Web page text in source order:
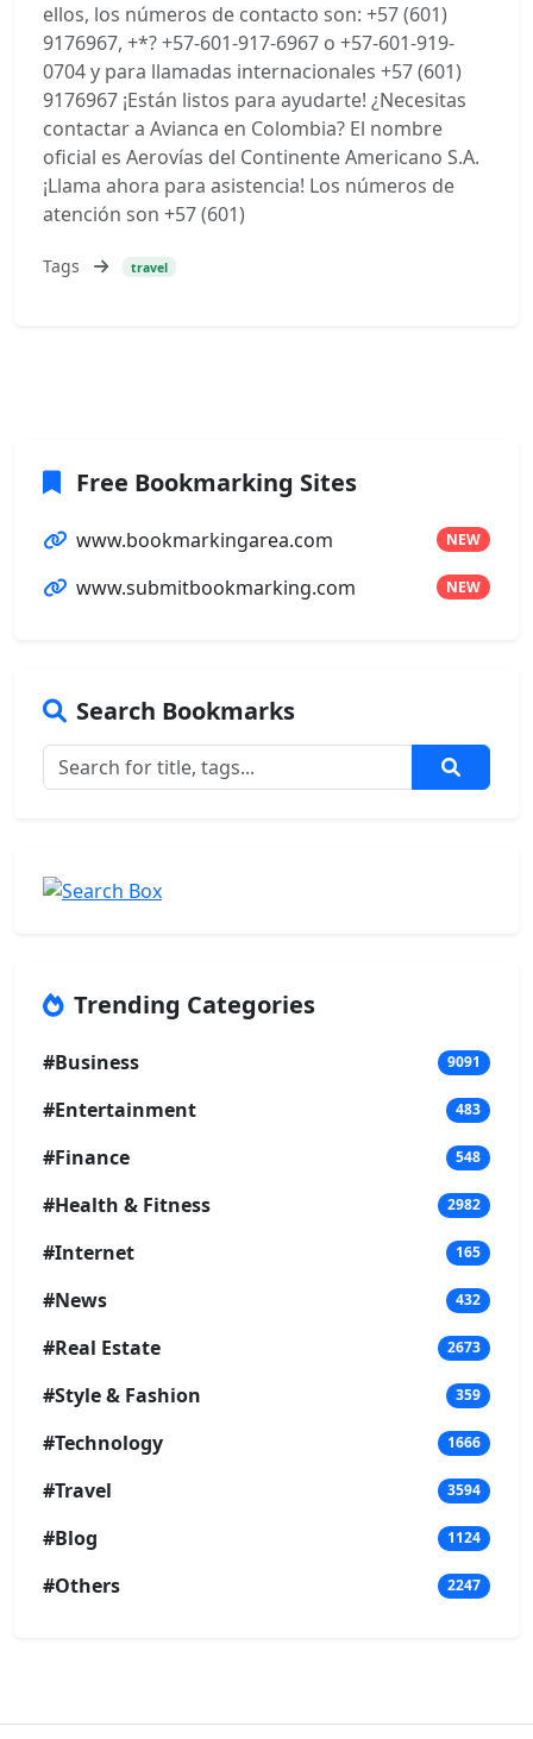
ellos, los números de contacto son: +57 (601)
9176967, +*? +57-601-917-6967 o +57-601-919-
0704 y para llamadas internacionales +57 (601)
9176967 ¡Están listos para ayudarte! ¿Necesitas
contactar a Avianca en Colombia? El nombre
oficial es Aerovías del Continente Americano S.A.
¡Llama ahora para asistencia! Los números de
atención son +57 (601)
Tags travel
Free Bookmarking Sites
www.bookmarkingarea.com NEW
www.submitbookmarking.com NEW
Search Bookmarks
Trending Categories
#Business 9091
#Entertainment 483
#Finance 548
#Health & Fitness 2982
#Internet 165
#News 432
#Real Estate 2673
#Style & Fashion 359
#Technology 1666
#Travel 3594
#Blog 1124
#Others 2247